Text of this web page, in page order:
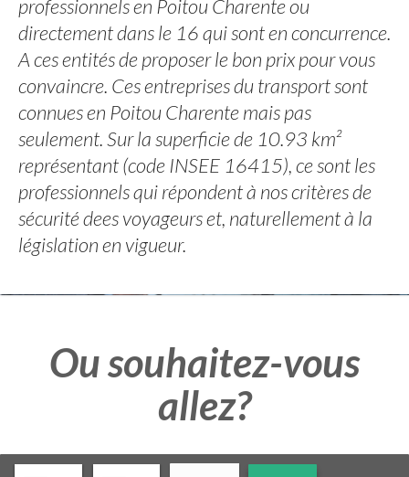
professionnels en Poitou Charente ou
directement dans le 16 qui sont en concurrence.
A ces entités de proposer le bon prix pour vous
convaincre. Ces entreprises du transport sont
connues en Poitou Charente mais pas
seulement. Sur la superficie de 10.93 km²
représentant (code INSEE 16415), ce sont les
professionnels qui répondent à nos critères de
sécurité dees voyageurs et, naturellement à la
législation en vigueur.
Ou souhaitez-vous
allez?